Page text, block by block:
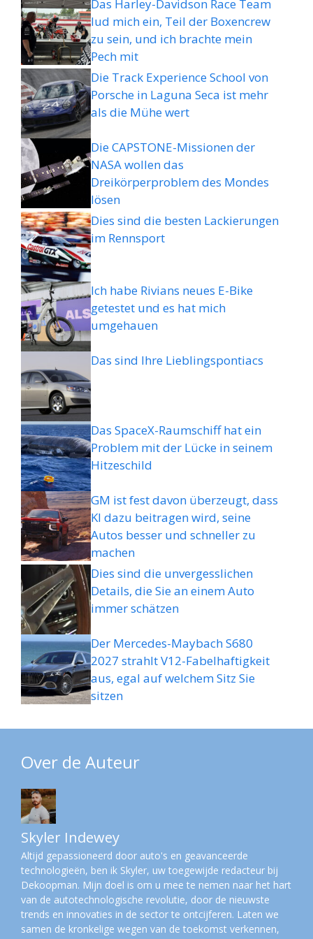
Das Harley-Davidson Race Team
lud mich ein, Teil der Boxencrew
zu sein, und ich brachte mein
Pech mit
Die Track Experience School von
Porsche in Laguna Seca ist mehr
als die Mühe wert
Die CAPSTONE-Missionen der
NASA wollen das
Dreikörperproblem des Mondes
lösen
Dies sind die besten Lackierungen
im Rennsport
Ich habe Rivians neues E-Bike
getestet und es hat mich
umgehauen
Das sind Ihre Lieblingspontiacs
Das SpaceX-Raumschiff hat ein
Problem mit der Lücke in seinem
Hitzeschild
GM ist fest davon überzeugt, dass
KI dazu beitragen wird, seine
Autos besser und schneller zu
machen
Dies sind die unvergesslichen
Details, die Sie an einem Auto
immer schätzen
Der Mercedes-Maybach S680
2027 strahlt V12-Fabelhaftigkeit
aus, egal auf welchem ​​Sitz Sie
sitzen
Over de Auteur
Skyler Indewey
Altijd gepassioneerd door auto's en geavanceerde
technologieën, ben ik Skyler, uw toegewijde redacteur bij
Dekoopman. Mijn doel is om u mee te nemen naar het hart
van de autotechnologische revolutie, door de nieuwste
trends en innovaties in de sector te ontcijferen. Laten we
samen de kronkelige wegen van de toekomst verkennen,